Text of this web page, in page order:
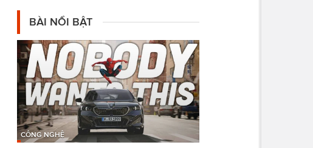
BÀI NỔI BẬT
CÔNG NGHỆ